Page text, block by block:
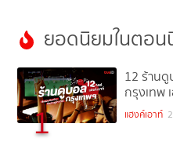
ยอดนิยมในตอน
1
12 ร้าน
กรุงเทพ
แฮงค์เอาท์